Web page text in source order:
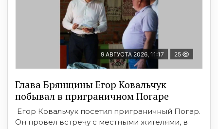
9 АВГУСТА 2026, 11:17 25
Глава Брянщины Егор Ковальчук
побывал в приграничном Погаре
Егор Ковальчук посетил приграничный Погар.
Он провел встречу с местными жителями, в